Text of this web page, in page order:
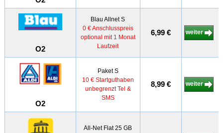
O2
Blau Allnet S
0 € Anschlusspreis
optional mit 1 Monat
Laufzeit
6,99 € weiter
O2
Paket S
10 € Startguthaben
unbegrenzt Tel &
SMS
8,99 € weiter
All-Net Flat 25 GB